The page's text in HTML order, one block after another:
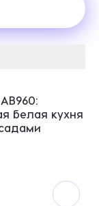
белая кухня